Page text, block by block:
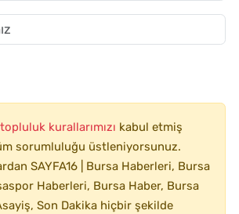
topluluk kurallarımızı kabul etmiş
sorumluluğu üstleniyorsunuz.
SAYFA16 | Bursa Haberleri, Bursa
Haberleri, Bursa Haber, Bursa
Son Dakika hiçbir şekilde